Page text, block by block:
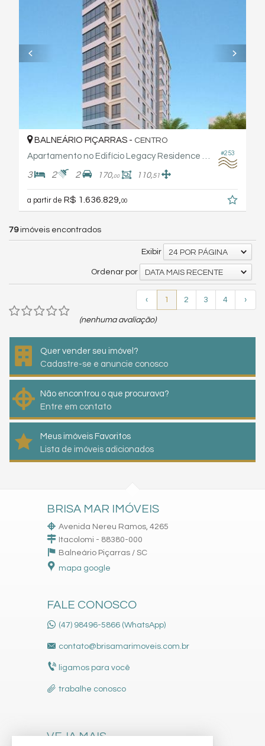
#253
BALNEÁRIO PIÇARRAS - CENTRO
Apartamento no Edifício Legacy Residence - Fabro Hass
3 2 2 170,00 110,51
a partir de R$ 1.636.829, 00
79imóveis encontrados
Exibir 24 POR PÁGINA
Ordenar por DATA MAIS RECENTE
‹ 1 2 3 4 ›
(nenhuma avaliação)
Quer vender seu imóvel?
Cadastre-se e anuncie conosco
Não encontrou o que procurava?
Entre em contato
Meus imóveis Favoritos
Lista de imóveis adicionados
BRISA MAR IMÓVEIS
Avenida Nereu Ramos, 4265
Itacolomi - 88380-000
Balneário Piçarras / SC
mapa google
FALE CONOSCO
(47) 98496-5866 (WhatsApp)
contato@brisamarimoveis.com.br
ligamos para você
trabalhe conosco
VEJA MAIS